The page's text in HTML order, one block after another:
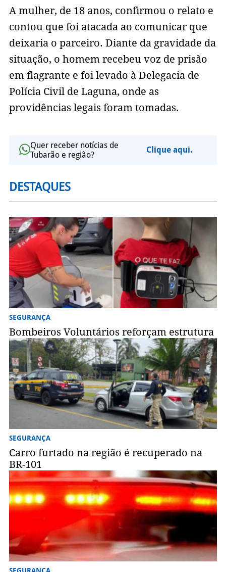
A mulher, de 18 anos, confirmou o relato e
contou que foi atacada ao comunicar que
deixaria o parceiro. Diante da gravidade da
situação, o homem recebeu voz de prisão
em flagrante e foi levado à Delegacia de
Polícia Civil de Laguna, onde as
providências legais foram tomadas.
Quer receber notícias de
Tubarão e região?
Clique aqui.
DESTAQUES
SEGURANÇA
Bombeiros Voluntários reforçam estrutura
SEGURANÇA
Carro furtado na região é recuperado na
BR-101
SEGURANÇA